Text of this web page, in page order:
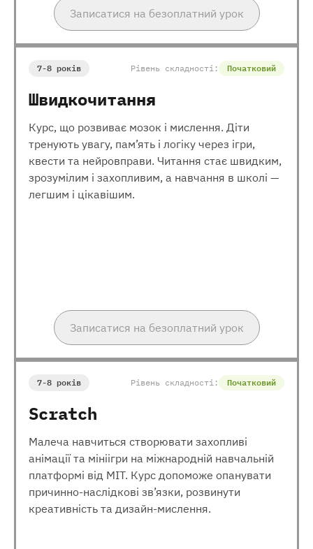
Записатися на безоплатний урок
7-8 років Рівень складності: Початковий
Швидкочитання
Курс, що розвиває мозок і мислення. Діти
тренують увагу, пам’ять і логіку через ігри,
квести та нейровправи. Читання стає швидким,
зрозумілим і захопливим, а навчання в школі —
легшим і цікавішим.
Записатися на безоплатний урок
7-8 років Рівень складності: Початковий
Scratch
Малеча навчиться створювати захопливі
анімації та мініігри на міжнародній навчальній
платформі від МІТ. Курс допоможе опанувати
причинно-наслідкові зв’язки, розвинути
креативність та дизайн-мислення.